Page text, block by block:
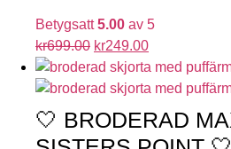
Betygsatt5.00 av 5
kr699.00 kr249.00
🤍 BRODERAD